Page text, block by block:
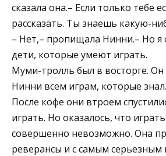
сказала она.– Если только тебе
рассказать. Ты знаешь какую-
– Нет,– пропищала Нинни.– Но я
дети, которые умеют играть.
Муми-тролль был в восторге.
Нинни всем играм, которые знал.
После кофе они втроем
играть. Но оказалось, что
совершенно невозможно. Она
реверансы и с самым серьезным